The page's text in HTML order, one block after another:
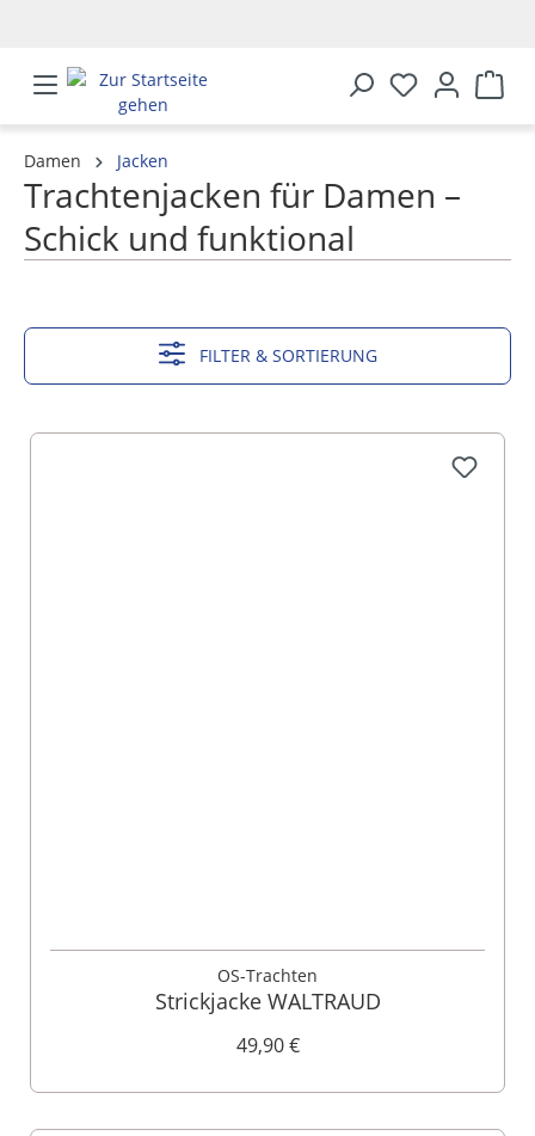
Damen Jacken
Trachtenjacken für Damen –
Schick und funktional
FILTER & SORTIERUNG
OS-Trachten
Strickjacke WALTRAUD
49,90 €